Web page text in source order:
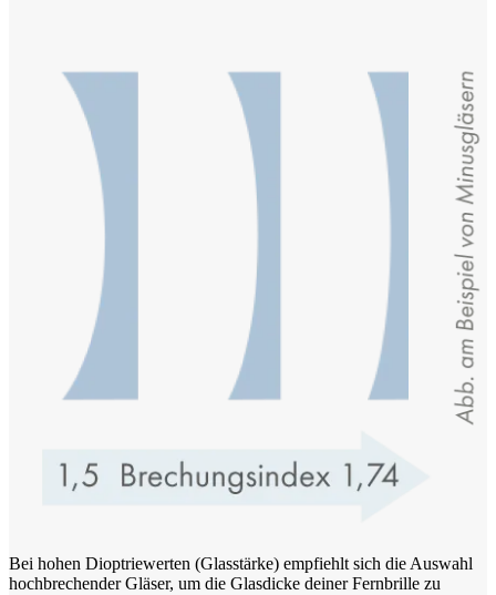
Bei hohen Dioptriewerten (Glasstärke) empfiehlt sich die Auswahl
hochbrechender Gläser, um die Glasdicke deiner Fernbrille zu